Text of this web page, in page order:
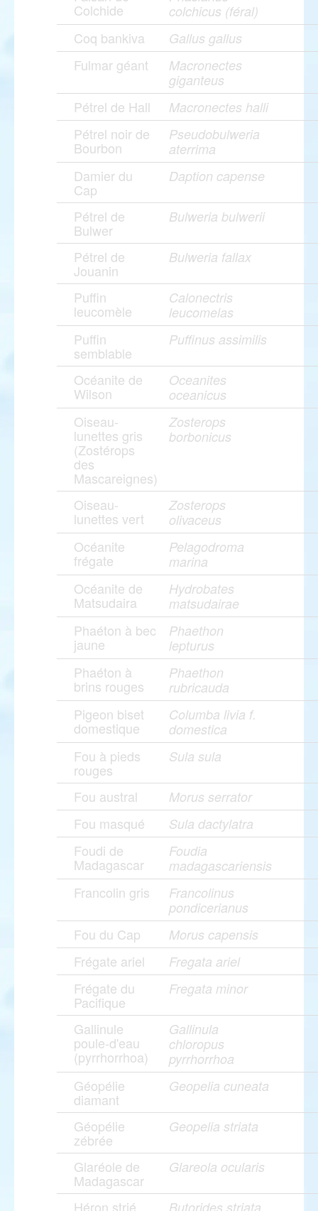
Colchide
colchicus (féral)
Coq bankiva Gallus gallus
Fulmar géant
Macronectes
giganteus
Pétrel de Hall Macronectes halli
Pétrel noir de
Bourbon
Pseudobulweria
aterrima
Damier du
Cap
Daption capense
Pétrel de
Bulwer
Bulweria bulwerii
Pétrel de
Jouanin
Bulweria fallax
Puffin
leucomèle
Calonectris
leucomelas
Puffin
semblable
Puffinus assimilis
Océanite de
Wilson
Oceanites
oceanicus
Oiseau-
lunettes gris
(Zostérops
des
Mascareignes)
Zosterops
borbonicus
Oiseau-
lunettes vert
Zosterops
olivaceus
Océanite
frégate
Pelagodroma
marina
Océanite de
Matsudaira
Hydrobates
matsudairae
Phaéton à bec
jaune
Phaethon
lepturus
Phaéton à
brins rouges
Phaethon
rubricauda
Pigeon biset
domestique
Columba livia f.
domestica
Fou à pieds
rouges
Sula sula
Fou austral Morus serrator
Fou masqué Sula dactylatra
Foudi de
Madagascar
Foudia
madagascariensis
Francolin gris
Francolinus
pondicerianus
Fou du Cap Morus capensis
Frégate ariel Fregata ariel
Frégate du
Pacifique
Fregata minor
Gallinule
poule-d'eau
(pyrrhorrhoa)
Gallinula
chloropus
pyrrhorrhoa
Géopélie
diamant
Geopelia cuneata
Géopélie
zébrée
Geopelia striata
Glaréole de
Madagascar
Glareola ocularis
Héron strié Butorides striata